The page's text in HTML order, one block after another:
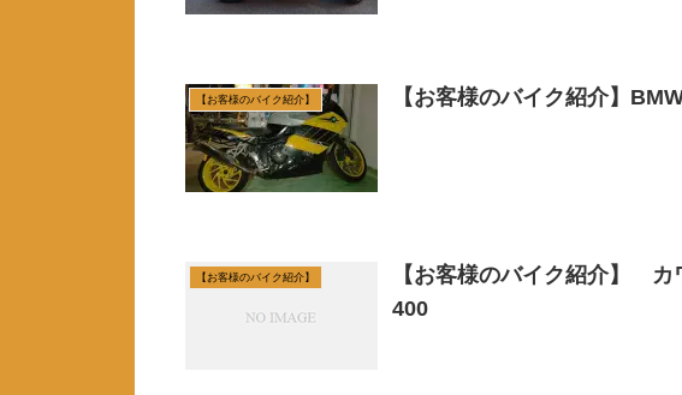
【お客様のバイク紹介】 【お客様のバイク紹介】
【お客様のバイク紹介】
【お客様のバイク紹介】
400